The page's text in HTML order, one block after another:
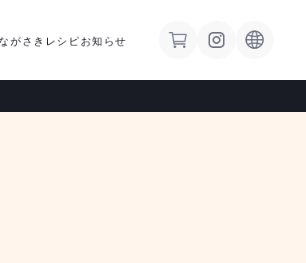
ながさきレシピ お知らせ